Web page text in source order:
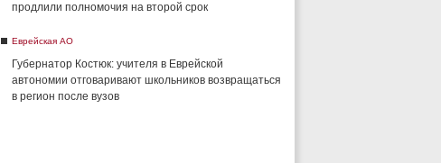
продлили полномочия на второй срок
Еврейская АО
Губернатор Костюк: учителя в Еврейской
автономии отговаривают школьников возвращаться
в регион после вузов